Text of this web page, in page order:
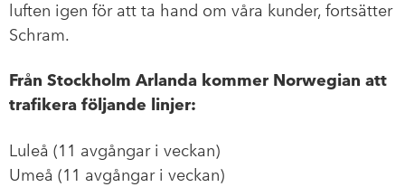
luften igen för att ta hand om våra kunder, fortsätter
Schram.
Från Stockholm Arlanda kommer Norwegian att
trafikera följande linjer:
Luleå (11 avgångar i veckan)
Umeå (11 avgångar i veckan)